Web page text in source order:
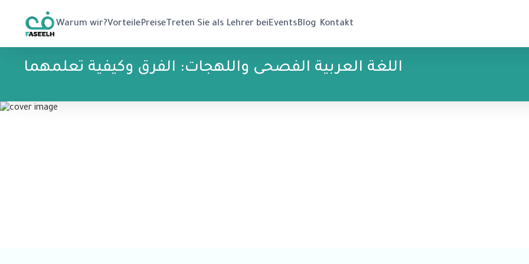
Warum wir?VorteilePreise Treten Sie als Lehrer beiEventsBlog Kontakt
اللغة العربية الفصحى واللهجات: الفرق وكيفية تعلمهما